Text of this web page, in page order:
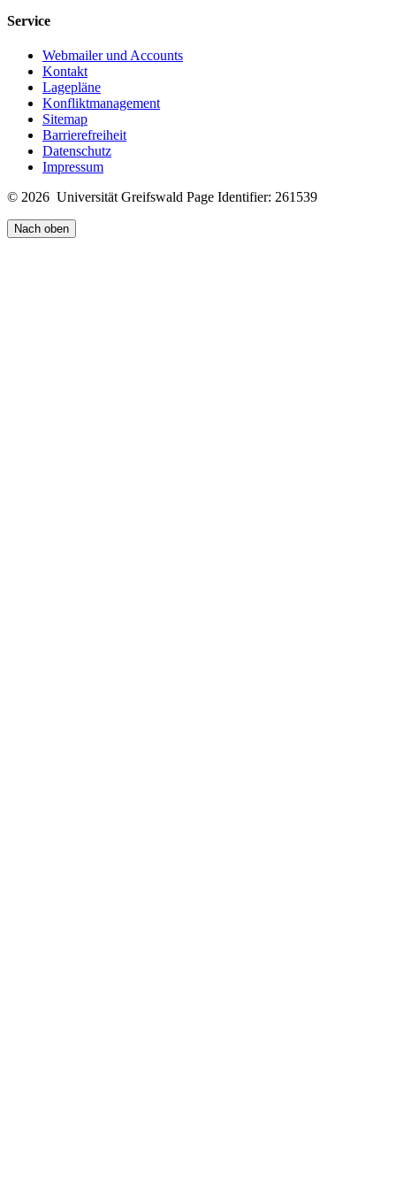
Service
Webmailer und Accounts
Kontakt
Lagepläne
Konfliktmanagement
Sitemap
Barrierefreiheit
Datenschutz
Impressum
© 2026 Universität Greifswald Page Identifier: 261539
Nach oben